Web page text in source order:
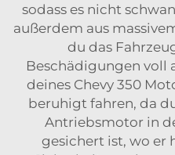
sodass es nicht
außerdem aus
du das
Beschädigungen voll
deines Chevy 350
beruhigt fahren, da
Antriebsmotor in
gesichert ist, wo er